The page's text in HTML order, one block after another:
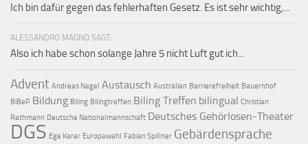
Ich bin dafür gegen das fehlerhaften Gesetz. Es ist sehr wichtig,...
ALESSANDRO MAGNO SAGT:
Also ich habe schon solange Jahre 5 nicht Luft gut ich...
Advent Andreas Nagel Austausch Australian Barrierefreiheit Bauernhof
BiBeP Bildung Biling Bilingtreffen Biling Treffen bilingual Christian
Rathmann Deutsche Nationalmannschaft Deutsches Gehörlosen-Theater
DGS Ege Karar Europawahl Fabian Spillner Gebärdensprache